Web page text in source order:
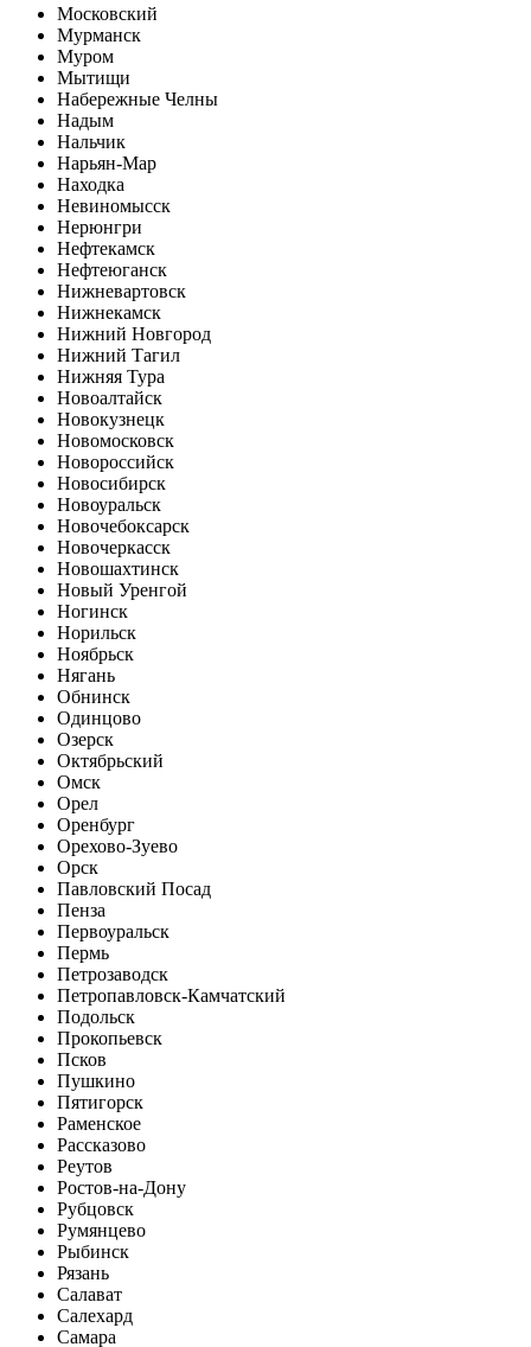
Московский
Мурманск
Муром
Мытищи
Набережные Челны
Надым
Нальчик
Нарьян-Мар
Находка
Невиномысск
Нерюнгри
Нефтекамск
Нефтеюганск
Нижневартовск
Нижнекамск
Нижний Новгород
Нижний Тагил
Нижняя Тура
Новоалтайск
Новокузнецк
Новомосковск
Новороссийск
Новосибирск
Новоуральск
Новочебоксарск
Новочеркасск
Новошахтинск
Новый Уренгой
Ногинск
Норильск
Ноябрьск
Нягань
Обнинск
Одинцово
Озерск
Октябрьский
Омск
Орел
Оренбург
Орехово-Зуево
Орск
Павловский Посад
Пенза
Первоуральск
Пермь
Петрозаводск
Петропавловск-Камчатский
Подольск
Прокопьевск
Псков
Пушкино
Пятигорск
Раменское
Рассказово
Реутов
Ростов-на-Дону
Рубцовск
Румянцево
Рыбинск
Рязань
Салават
Салехард
Самара